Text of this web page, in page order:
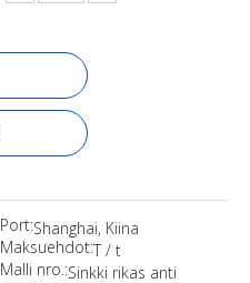
Port:Shanghai, Kiina
Maksuehdot:T / t
Malli nro.:Sinkki rikas anti